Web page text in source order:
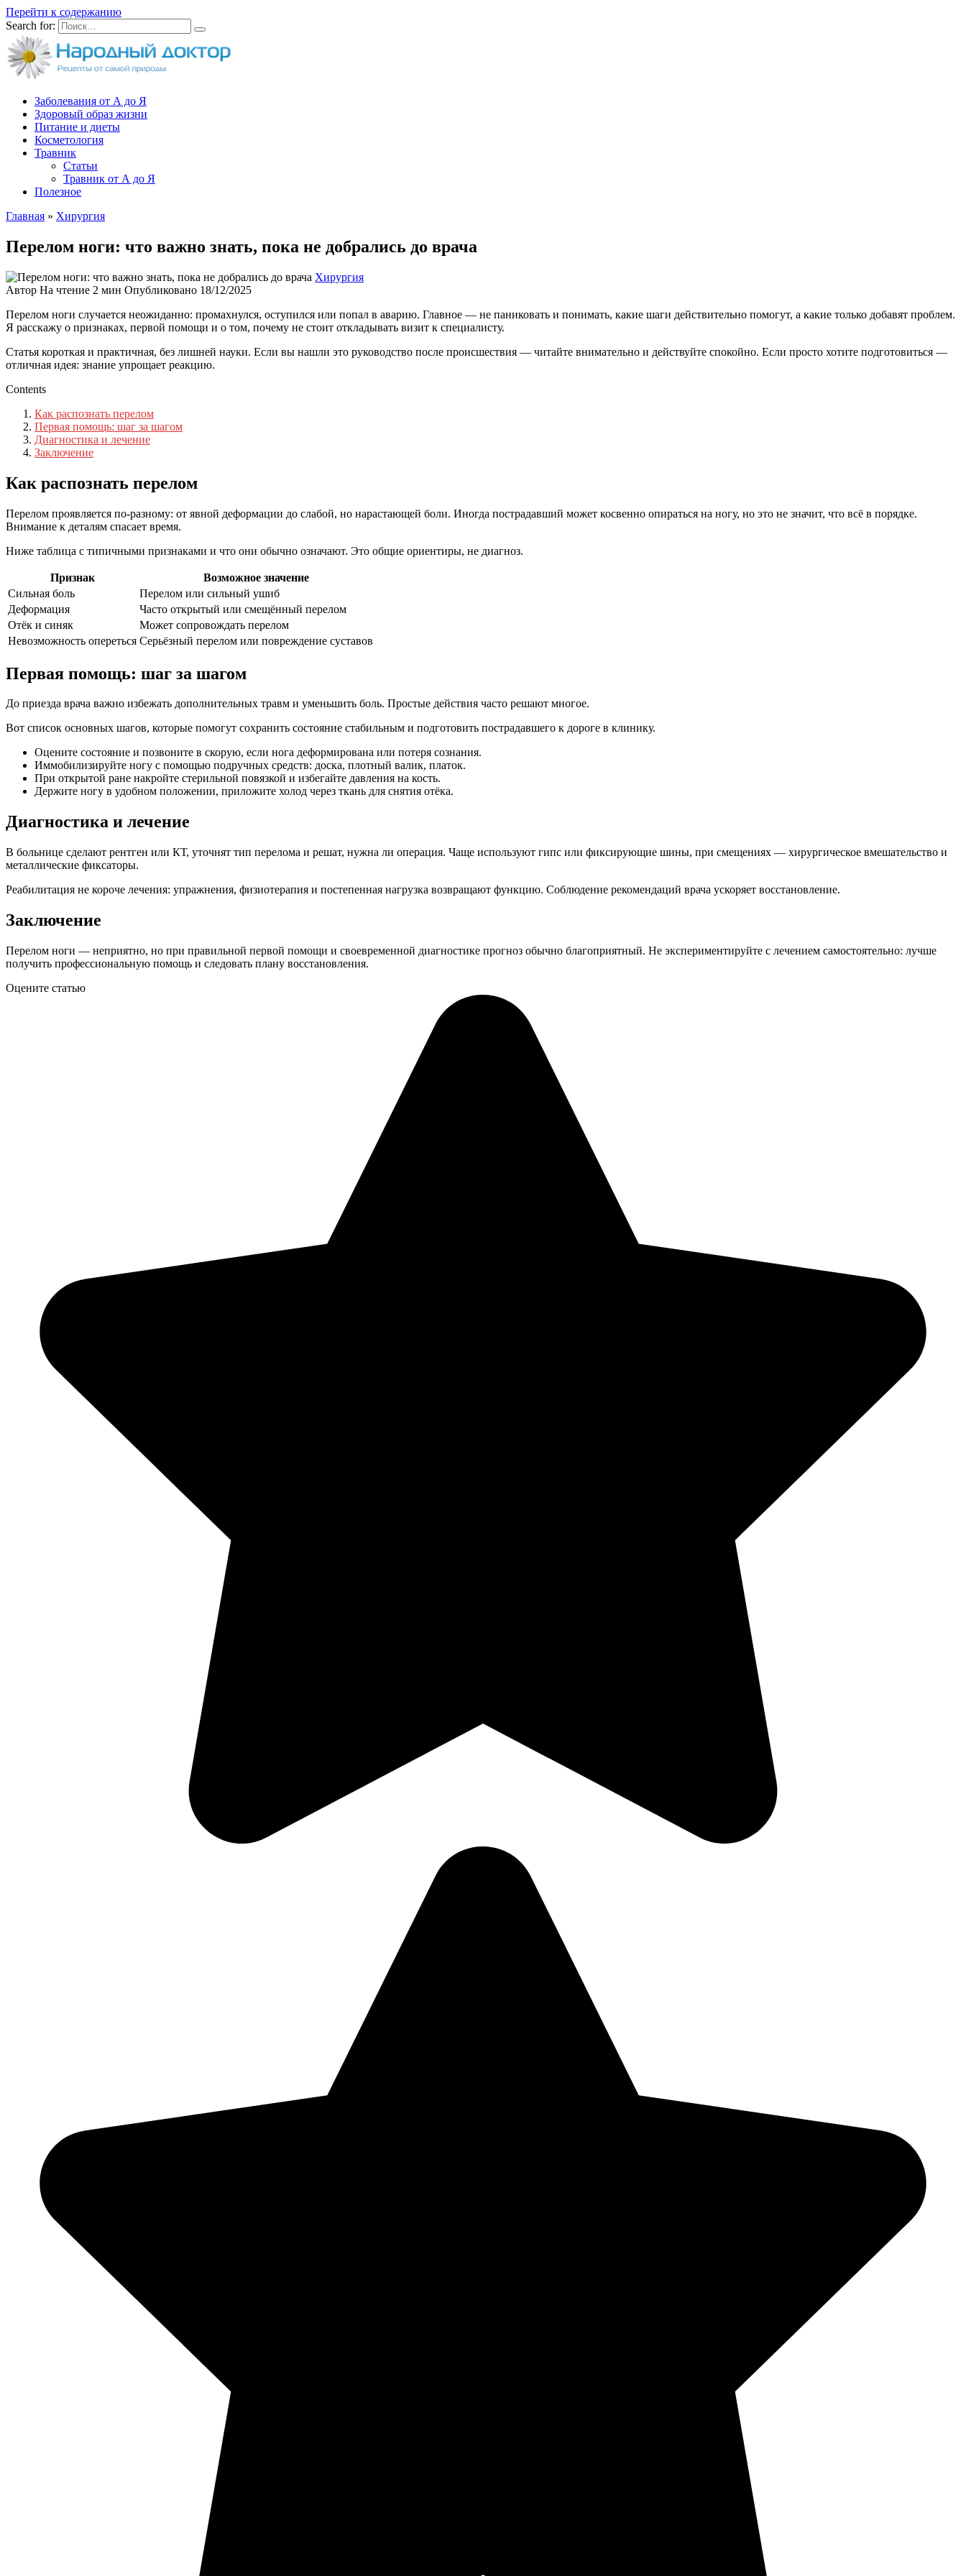
Перейти к содержанию
Search for:
Заболевания от А до Я
Здоровый образ жизни
Питание и диеты
Косметология
Травник
Статьи
Травник от А до Я
Полезное
Главная » Хирургия
Перелом ноги: что важно знать, пока не добрались до врача
Хирургия
Автор На чтение 2 мин Опубликовано 18/12/2025
Перелом ноги случается неожиданно: промахнулся, оступился или попал в аварию. Главное — не паниковать и понимать, какие шаги действительно помогут, а какие только добавят проблем.
Я расскажу о признаках, первой помощи и о том, почему не стоит откладывать визит к специалисту.
Статья короткая и практичная, без лишней науки. Если вы нашли это руководство после происшествия — читайте внимательно и действуйте спокойно. Если просто хотите подготовиться —
отличная идея: знание упрощает реакцию.
Contents
Как распознать перелом
Первая помощь: шаг за шагом
Диагностика и лечение
Заключение
Как распознать перелом
Перелом проявляется по-разному: от явной деформации до слабой, но нарастающей боли. Иногда пострадавший может косвенно опираться на ногу, но это не значит, что всё в порядке.
Внимание к деталям спасает время.
Ниже таблица с типичными признаками и что они обычно означают. Это общие ориентиры, не диагноз.
Признак
Возможное значение
Сильная боль
Перелом или сильный ушиб
Деформация
Часто открытый или смещённый перелом
Отёк и синяк
Может сопровождать перелом
Невозможность опереться Серьёзный перелом или повреждение суставов
Первая помощь: шаг за шагом
До приезда врача важно избежать дополнительных травм и уменьшить боль. Простые действия часто решают многое.
Вот список основных шагов, которые помогут сохранить состояние стабильным и подготовить пострадавшего к дороге в клинику.
Оцените состояние и позвоните в скорую, если нога деформирована или потеря сознания.
Иммобилизируйте ногу с помощью подручных средств: доска, плотный валик, платок.
При открытой ране накройте стерильной повязкой и избегайте давления на кость.
Держите ногу в удобном положении, приложите холод через ткань для снятия отёка.
Диагностика и лечение
В больнице сделают рентген или КТ, уточнят тип перелома и решат, нужна ли операция. Чаще используют гипс или фиксирующие шины, при смещениях — хирургическое вмешательство и
металлические фиксаторы.
Реабилитация не короче лечения: упражнения, физиотерапия и постепенная нагрузка возвращают функцию. Соблюдение рекомендаций врача ускоряет восстановление.
Заключение
Перелом ноги — неприятно, но при правильной первой помощи и своевременной диагностике прогноз обычно благоприятный. Не экспериментируйте с лечением самостоятельно: лучше
получить профессиональную помощь и следовать плану восстановления.
Оцените статью